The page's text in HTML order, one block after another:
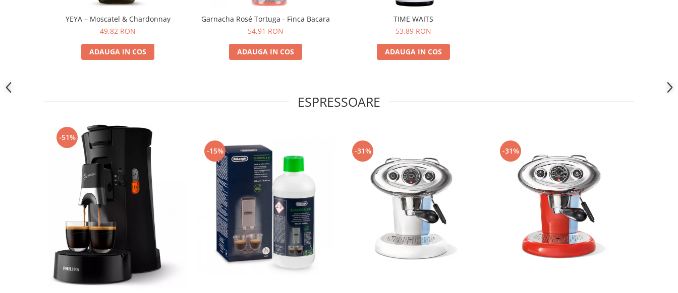
YEYA – Moscatel & Chardonnay
49,82 RON
ADAUGA IN COS
Garnacha Rosé Tortuga - Finca Bacara
54,91 RON
ADAUGA IN COS
TIME WAITS
53,89 RON
ADAUGA IN COS
ESPRESSOARE
-51%
-15% -31% -31%